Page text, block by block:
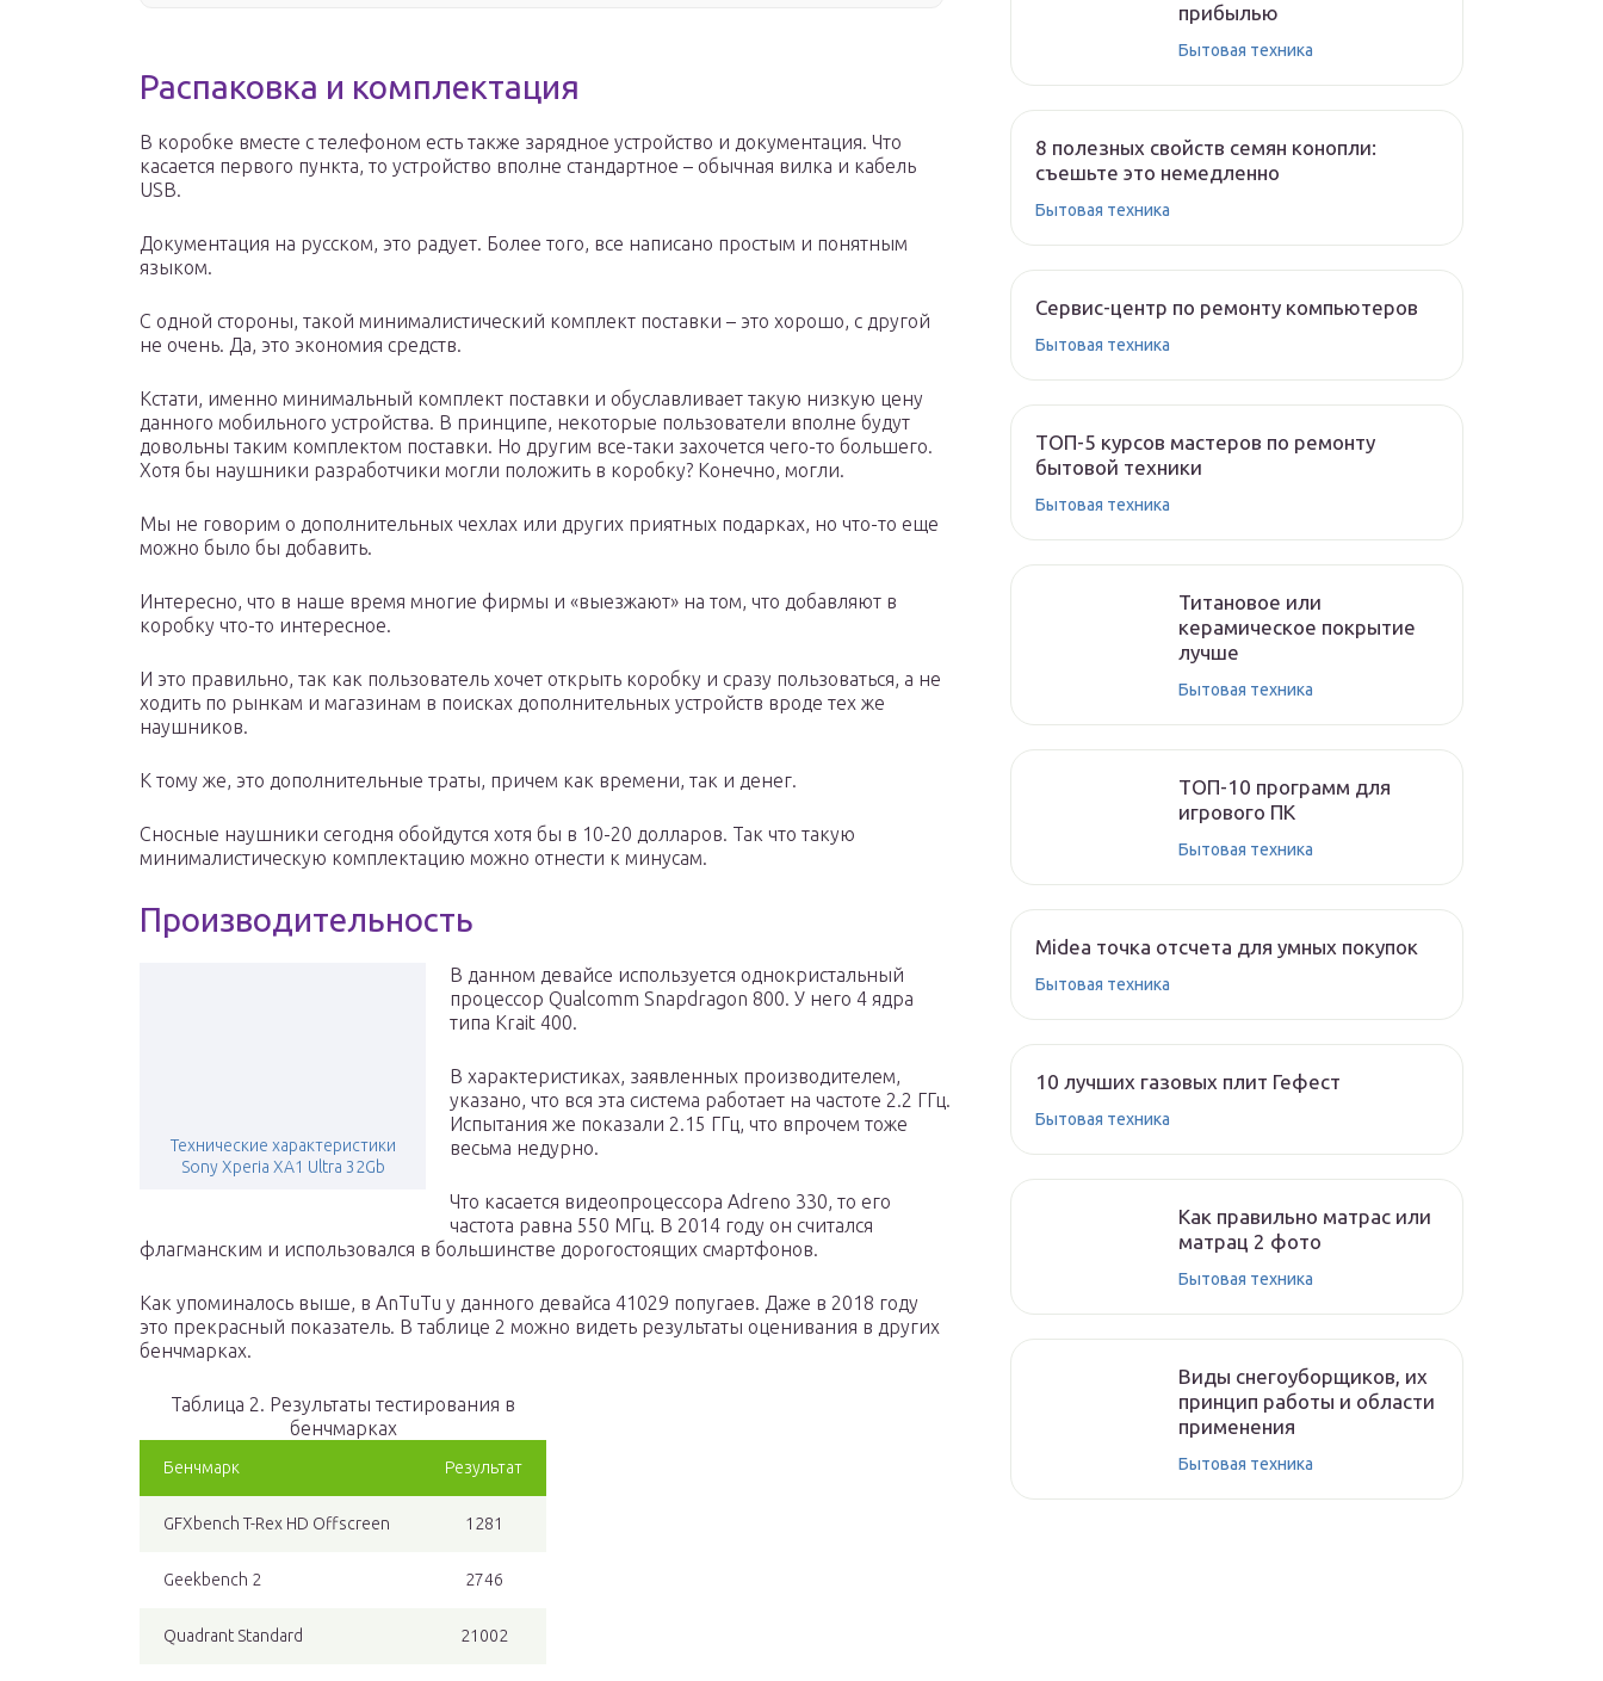
Распаковка и комплектация
В коробке вместе с телефоном есть также зарядное устройство и документация. Что
касается первого пункта, то устройство вполне стандартное – обычная вилка и кабель
USB.
Документация на русском, это радует. Более того, все написано простым и понятным
языком.
С одной стороны, такой минималистический комплект поставки – это хорошо, с другой
не очень. Да, это экономия средств.
Кстати, именно минимальный комплект поставки и обуславливает такую низкую цену
данного мобильного устройства. В принципе, некоторые пользователи вполне будут
довольны таким комплектом поставки. Но другим все-таки захочется чего-то большего.
Хотя бы наушники разработчики могли положить в коробку? Конечно, могли.
Мы не говорим о дополнительных чехлах или других приятных подарках, но что-то еще
можно было бы добавить.
Интересно, что в наше время многие фирмы и «выезжают» на том, что добавляют в
коробку что-то интересное.
И это правильно, так как пользователь хочет открыть коробку и сразу пользоваться, а не
ходить по рынкам и магазинам в поисках дополнительных устройств вроде тех же
наушников.
К тому же, это дополнительные траты, причем как времени, так и денег.
Сносные наушники сегодня обойдутся хотя бы в 10-20 долларов. Так что такую
минималистическую комплектацию можно отнести к минусам.
Производительность
Технические характеристики
Sony Xperia XA1 Ultra 32Gb
В данном девайсе используется однокристальный
процессор Qualcomm Snapdragon 800. У него 4 ядра
типа Krait 400.
В характеристиках, заявленных производителем,
указано, что вся эта система работает на частоте 2.2 ГГц.
Испытания же показали 2.15 ГГц, что впрочем тоже
весьма недурно.
Что касается видеопроцессора Adreno 330, то его
частота равна 550 МГц. В 2014 году он считался
флагманским и использовался в большинстве дорогостоящих смартфонов.
Как упоминалось выше, в AnTuTu у данного девайса 41029 попугаев. Даже в 2018 году
это прекрасный показатель. В таблице 2 можно видеть результаты оценивания в других
бенчмарках.
Таблица 2. Результаты тестирования в
бенчмарках
Бенчмарк Результат
GFXbench T-Rex HD Offscreen 1281
Geekbench 2 2746
Quadrant Standard 21002
прибылью
Бытовая техника
8 полезных свойств семян конопли:
съешьте это немедленно
Бытовая техника
Сервис-центр по ремонту компьютеров
Бытовая техника
ТОП-5 курсов мастеров по ремонту
бытовой техники
Бытовая техника
Титановое или
керамическое покрытие
лучше
Бытовая техника
ТОП-10 программ для
игрового ПК
Бытовая техника
Midea точка отсчета для умных покупок
Бытовая техника
10 лучших газовых плит Гефест
Бытовая техника
Как правильно матрас или
матрац 2 фото
Бытовая техника
Виды снегоуборщиков, их
принцип работы и области
применения
Бытовая техника